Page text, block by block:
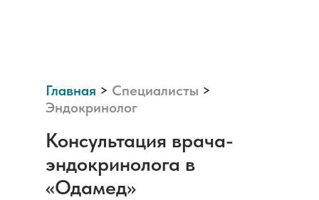
Главная > Специалисты >
Эндокринолог
Консультация врача-
эндокринолога в
<<Одамед>>